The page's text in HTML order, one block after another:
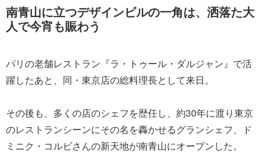
南青山に立つデザインビルの一角は、洒落た大
人で今宵も賑わう
パリの老舗レストラン『ラ・トゥール・ダルジャン』で活
躍したあと、同・東京店の総料理長として来日。
その後も、多くの店のシェフを歴任し、約30年に渡り東京
のレストランシーンにその名を轟かせるグランシェフ、ド
ミニク・コルビさんの新天地が南青山にオープンした。